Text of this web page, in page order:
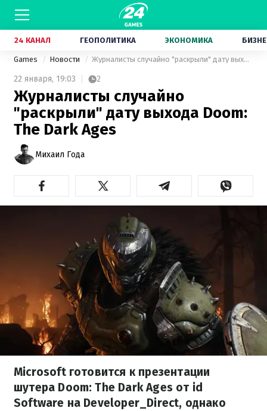
24 КАНАЛ ГЕОПОЛИТИКА ЭКОНОМИКА
Games Новости Журналисты случайно "раскрыли" дату выхода Doom: The Dark Ages
22 января, 19:03 2
Журналисты случайно
"раскрыли" дату выхода Doom:
The Dark Ages
Михаил Года
Microsoft готовится к презентации
шутера Doom: The Dark Ages от id
Software на Developer_Direct, однако